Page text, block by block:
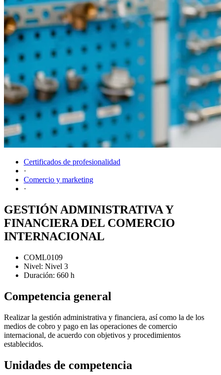
Certificados de profesionalidad
·
Comercio y marketing
·
GESTIÓN ADMINISTRATIVA Y
FINANCIERA DEL COMERCIO
INTERNACIONAL
COML0109
Nivel: Nivel 3
Duración: 660 h
Competencia general
Realizar la gestión administrativa y financiera, así como la de los
medios de cobro y pago en las operaciones de comercio
internacional, de acuerdo con objetivos y procedimientos
establecidos.
Unidades de competencia